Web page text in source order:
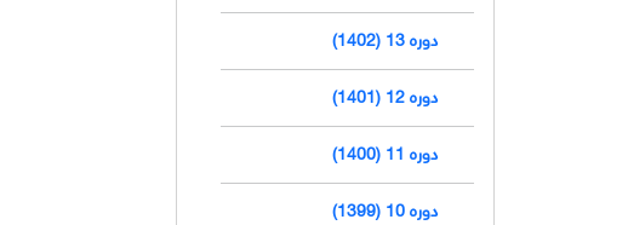
دوره 13 (1402)
دوره 12 (1401)
دوره 11 (1400)
دوره 10 (1399)